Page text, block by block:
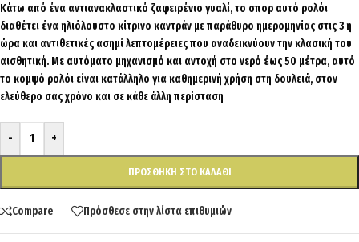
Κάτω από ένα αντιανακλαστικό ζαφειρένιο γυαλί, το σπορ αυτό ρολόι
διαθέτει ένα ηλιόλουστο κίτρινο καντράν με παράθυρο ημερομηνίας στις 3 η
ώρα και αντιθετικές ασημί λεπτομέρειες που αναδεικνύουν την κλασική του
αισθητική. Με αυτόματο μηχανισμό και αντοχή στο νερό έως 50 μέτρα, αυτό
το κομψό ρολόι είναι κατάλληλο για καθημερινή χρήση στη δουλειά, στον
ελεύθερο σας χρόνο και σε κάθε άλλη περίσταση
- +
ΠΡΟΣΘΉΚΗ ΣΤΟ ΚΑΛΆΘΙ
Compare Πρόσθεσε στην λίστα επιθυμιών